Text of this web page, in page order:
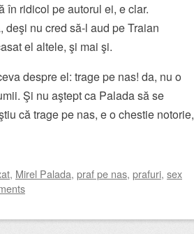
în ridicol pe autorul ei, e clar.
nu cred să-l aud pe Traian
el altele, şi mai şi.
despre el: trage pe nas! da, nu o
Şi nu aştept ca Palada să se
că trage pe nas, e o chestie notorie,
, Mirel Palada, praf pe nas, prafuri, sex